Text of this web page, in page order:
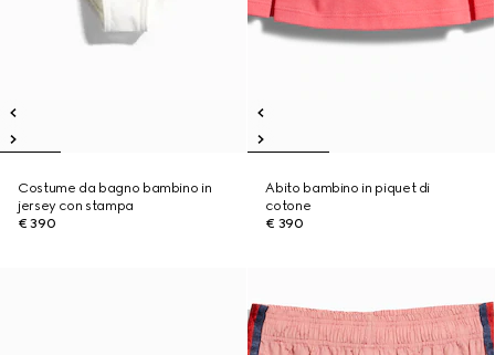
Costume da bagno bambino in
jersey con stampa
€ 390
Abito bambino in piquet di
cotone
€ 390